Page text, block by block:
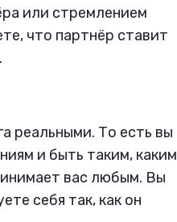
или стремлением
что партнёр ставит
реальными. То есть вы
и быть таким, каким
вас любым. Вы
себя так, как он